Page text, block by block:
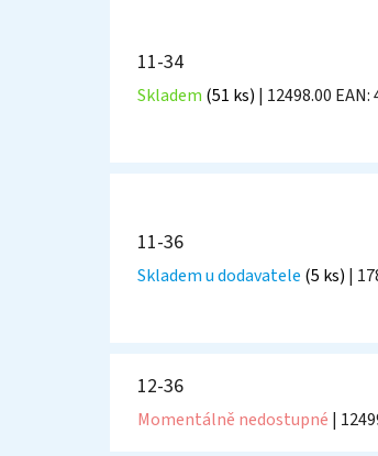
11-34
Skladem (51 ks) | 12498.00 EAN:
11-36
Skladem u dodavatele (5 ks) |
12-36
Momentálně nedostupné |